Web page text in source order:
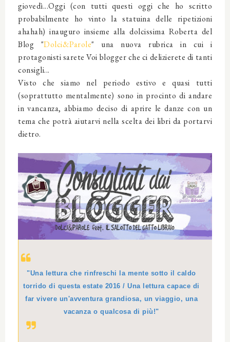
giovedì...Oggi (con tutti questi oggi che ho scritto
probabilmente ho vinto la statuina delle ripetizioni
ahahah) inauguro insieme alla dolcissima Roberta del
Blog "Dolci&Parole" una nuova rubrica in cui i
protagonisti sarete Voi blogger che ci delizierete di tanti
consigli...
Visto che siamo nel periodo estivo e quasi tutti
(soprattutto mentalmente) sono in procinto di andare
in vancanza, abbiamo deciso di aprire le danze con un
tema che potrà aiutarvi nella scelta dei libri da portarvi
dietro.
"Una lettura che rinfreschi la mente sotto il caldo
torrido di questa estate 2016 / Una lettura capace di
far vivere un'avventura grandiosa, un viaggio, una
vacanza o qualcosa di più!"